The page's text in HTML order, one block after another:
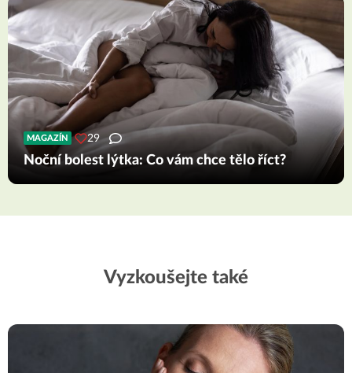
MAGAZÍN 29
Noční bolest lýtka: Co vám chce tělo říct?
Vyzkoušejte také